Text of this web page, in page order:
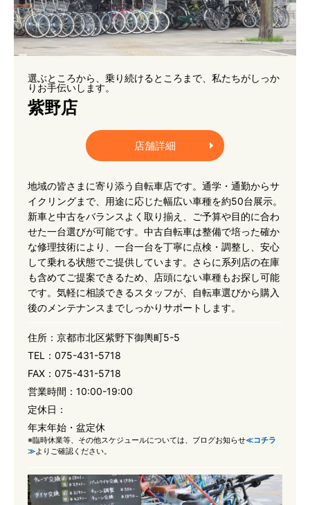
選ぶところから、乗り続けるところまで、私たちがしっか
りお手伝いします。
紫野店
店舗詳細
地域の皆さまに寄り添う自転車店です。通学・通勤からサ
イクリングまで、用途に応じた幅広い車種を約50台展示。
新車と中古をバランスよく取り揃え、ご予算や目的に合わ
せた一台選びが可能です。中古自転車は整備で培った確か
な修理技術により、一台一台を丁寧に点検・調整し、安心
して乗れる状態でご提供しています。さらに系列店の在庫
も含めてご提案できるため、店頭にない車種もお探し可能
です。気軽に相談できるスタッフが、自転車選びから購入
後のメンテナンスまでしっかりサポートします。
住所： 京都市北区紫野下御輿町5-5
TEL： 075-431-5718
FAX： 075-431-5718
営業時間： 10:00-19:00
定休日：
年末年始・盆定休
※臨時休業等、その他スケジュールについては、ブログお知らせ≪コチラ
≫よりご確認ください。